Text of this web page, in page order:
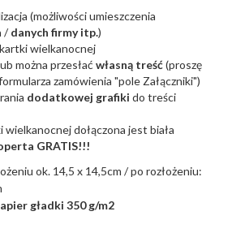
(możliwości umieszczenia
/danych firmy itp.)
wielkanocnej
można przesłać własną treść(proszę
zamówienia "pole Załączniki")
dodatkowej grafiki do treści
wielkanocnej dołączona jest biała
GRATIS!!!
ok. 14,5 x 14,5cm / po rozłożeniu:
gładki 350 g/m2